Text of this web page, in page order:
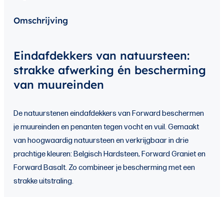
Omschrijving
Eindafdekkers van natuursteen:
strakke afwerking én bescherming
van muureinden
De natuurstenen eindafdekkers van Forward beschermen
je muureinden en penanten tegen vocht en vuil. Gemaakt
van hoogwaardig natuursteen en verkrijgbaar in drie
prachtige kleuren: Belgisch Hardsteen, Forward Graniet en
Forward Basalt. Zo combineer je bescherming met een
strakke uitstraling.